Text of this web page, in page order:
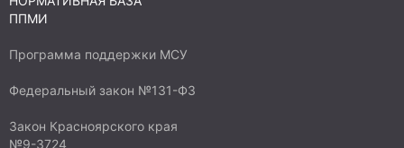
будет создана детские площадка,
соответствующая требованиям,
благоустроена, то дети и их родители смогут
полезным и интересным. Срок эксплуатации
ППМИ
Программа поддержки МСУ
Федеральный закон №131-ФЗ
Закон Красноярского края
№9-3724